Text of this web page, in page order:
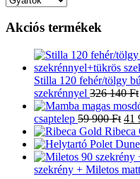
Akciós termékek
Stilla 120 fehér/tölgy
szekrénnyel 326 140Ft
csaptelep 59 900Ft
59
41
Ribeca
Polet
szekrény + Miletos